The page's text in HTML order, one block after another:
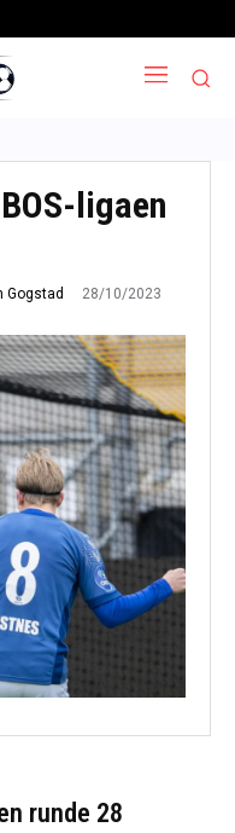
ligaen
Gogstad 28/10/2023
runde 28